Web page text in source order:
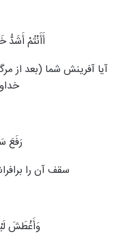
أَأَنْتُمْ أَشَدُّ
آیا آفرینش شما (بعد از
رَفَعَ
سقف آن را
وَأَغْطَشَ